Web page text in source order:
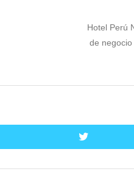
Next
post:
Hotel Perú
de
twitter